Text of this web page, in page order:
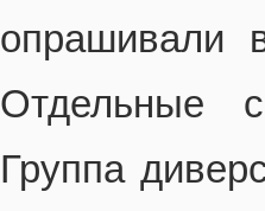
опрашивали
Отдельные
Группа